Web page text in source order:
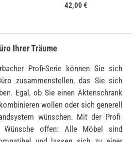
42,00 €
Ihrer Träume
Profi-Serie können Sie sich
zusammenstellen, das Sie sich
Egal, ob Sie einen Aktenschrank
wollen oder sich generell
wünschen. Mit der Profi-
Wünsche offen: Alle Möbel sind